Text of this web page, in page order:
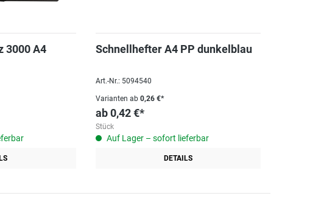
3000 A4
Schnellhefter A4 PP dunkelblau
Art.-Nr.: 5094540
Varianten ab0,26 €*
ab 0,42 €*
Stück
Auf Lager – sofort lieferbar
DETAILS